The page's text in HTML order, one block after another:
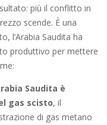
più il conflitto in
scende. È una
l’Arabia Saudita ha
produttivo per mettere
Saudita è
gas scisto, il
di gas metano